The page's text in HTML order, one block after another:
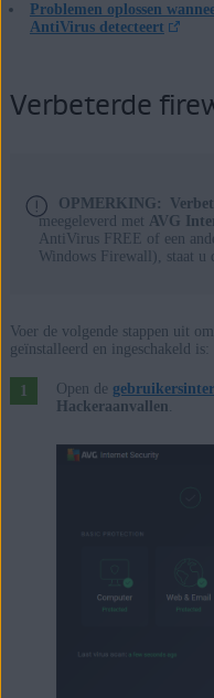
Problemen oplossen
AntiVirus detecteert
Verbeterde
OPMERKING:
meegeleverd met AVG
AntiVirus FREE of een
Windows Firewall), staat u
Voer de volgende stappen uit
geïnstalleerd en ingeschakeld is:
Open de
Hackeraanvallen.